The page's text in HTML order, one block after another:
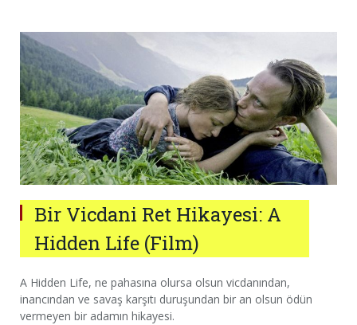
Bir Vicdani Ret Hikayesi: A
Hidden Life (Film)
A Hidden Life, ne pahasına olursa olsun vicdanından,
inancından ve savaş karşıtı duruşundan bir an olsun ödün
vermeyen bir adamın hikayesi.